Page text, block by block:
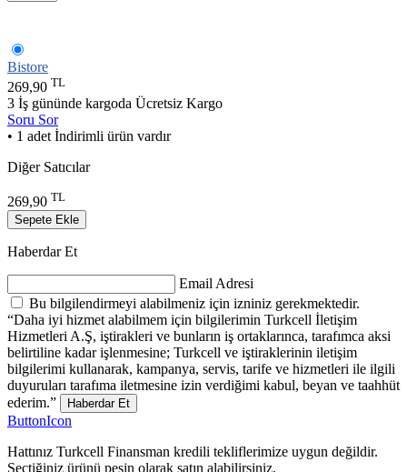
Bistore
269,90 TL
3 İş gününde kargoda Ücretsiz Kargo
Soru Sor
• 1 adet İndirimli ürün vardır
Diğer Satıcılar
269,90 TL
Sepete Ekle
Haberdar Et
Email Adresi
Bu bilgilendirmeyi alabilmeniz için izniniz gerekmektedir.
“Daha iyi hizmet alabilmem için bilgilerimin Turkcell İletişim
Hizmetleri A.Ş, iştirakleri ve bunların iş ortaklarınca, tarafımca aksi
belirtiline kadar işlenmesine; Turkcell ve iştiraklerinin iletişim
bilgilerimi kullanarak, kampanya, servis, tarife ve hizmetleri ile ilgili
duyuruları tarafıma iletmesine izin verdiğimi kabul, beyan ve taahhüt
ederim.”
Haberdar Et
ButtonIcon
Hattınız Turkcell Finansman kredili tekliflerimize uygun değildir.
Seçtiğiniz ürünü peşin olarak satın alabilirsiniz.